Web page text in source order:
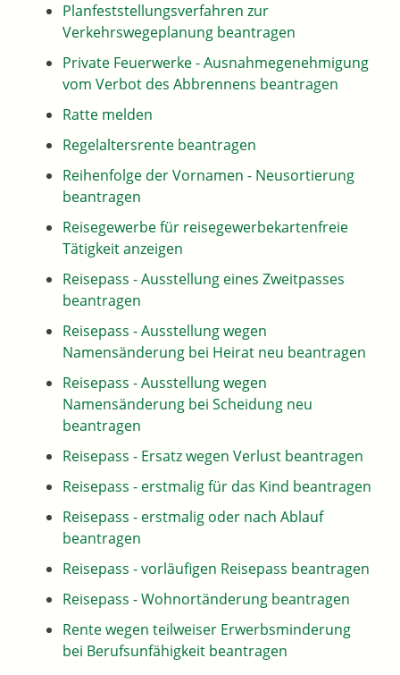
Planfeststellungsverfahren zur
Verkehrswegeplanung beantragen
Private Feuerwerke - Ausnahmegenehmigung
vom Verbot des Abbrennens beantragen
Ratte melden
Regelaltersrente beantragen
Reihenfolge der Vornamen - Neusortierung
beantragen
Reisegewerbe für reisegewerbekartenfreie
Tätigkeit anzeigen
Reisepass - Ausstellung eines Zweitpasses
beantragen
Reisepass - Ausstellung wegen
Namensänderung bei Heirat neu beantragen
Reisepass - Ausstellung wegen
Namensänderung bei Scheidung neu
beantragen
Reisepass - Ersatz wegen Verlust beantragen
Reisepass - erstmalig für das Kind beantragen
Reisepass - erstmalig oder nach Ablauf
beantragen
Reisepass - vorläufigen Reisepass beantragen
Reisepass - Wohnortänderung beantragen
Rente wegen teilweiser Erwerbsminderung
bei Berufsunfähigkeit beantragen